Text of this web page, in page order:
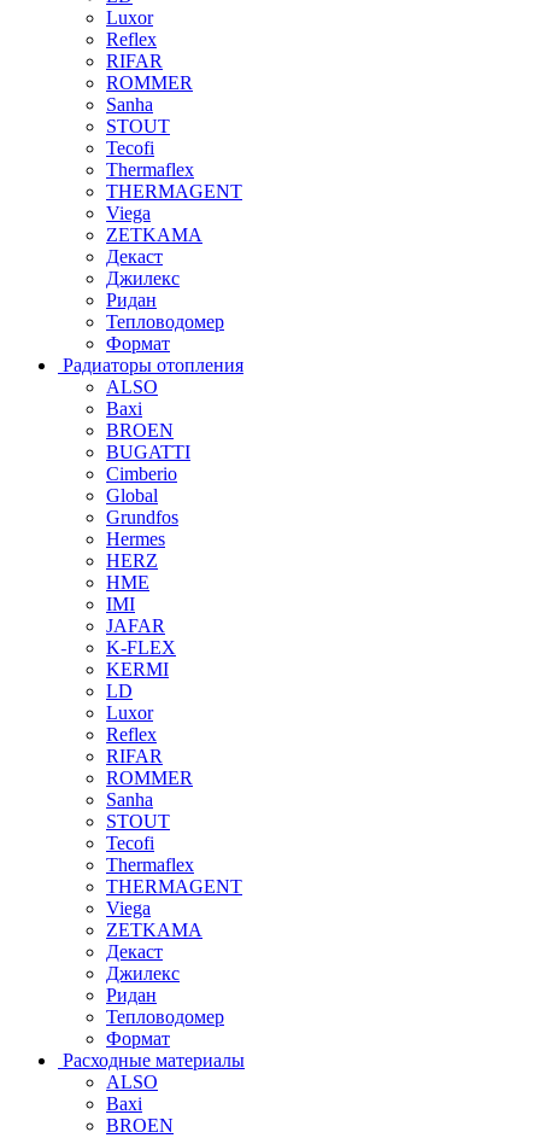
Luxor
Reflex
RIFAR
ROMMER
Sanha
STOUT
Tecofi
Thermaflex
THERMAGENT
Viega
ZETKAMA
Декаст
Джилекс
Ридан
Тепловодомер
Формат
Радиаторы отопления
ALSO
Baxi
BROEN
BUGATTI
Cimberio
Global
Grundfos
Hermes
HERZ
HME
IMI
JAFAR
K-FLEX
KERMI
LD
Luxor
Reflex
RIFAR
ROMMER
Sanha
STOUT
Tecofi
Thermaflex
THERMAGENT
Viega
ZETKAMA
Декаст
Джилекс
Ридан
Тепловодомер
Формат
Расходные материалы
ALSO
Baxi
BROEN